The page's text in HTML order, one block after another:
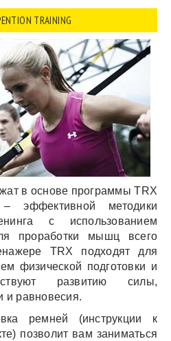
TRAINING
в основе программы TRX
эффективной методики
с использованием
проработки мышц всего
TRX подходят для
физической подготовки и
развитию силы,
и равновесия.
ремней (инструкции к
позволит вам заниматься